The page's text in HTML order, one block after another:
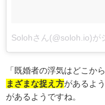
Solohさん(@soloh.io)が
「既婚者の浮気はどこか
まざまな捉え方があるよ
があるようですね。